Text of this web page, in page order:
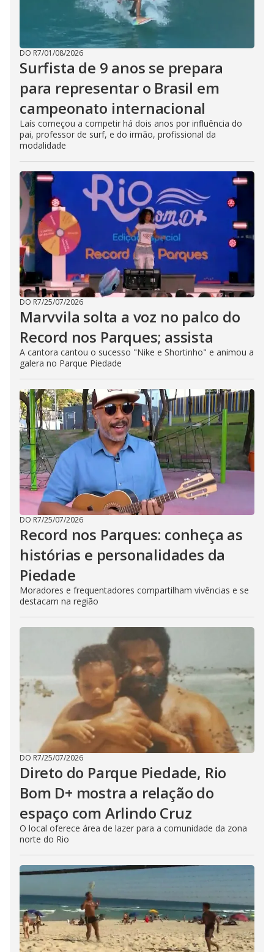
DO R7/01/08/2026
Surfista de 9 anos se prepara
para representar o Brasil em
campeonato internacional
Laís começou a competir há dois anos por influência do
pai, professor de surf, e do irmão, profissional da
modalidade
DO R7/25/07/2026
Marvvila solta a voz no palco do
Record nos Parques; assista
A cantora cantou o sucesso "Nike e Shortinho" e animou a
galera no Parque Piedade
DO R7/25/07/2026
Record nos Parques: conheça as
histórias e personalidades da
Piedade
Moradores e frequentadores compartilham vivências e se
destacam na região
DO R7/25/07/2026
Direto do Parque Piedade, Rio
Bom D+ mostra a relação do
espaço com Arlindo Cruz
O local oferece área de lazer para a comunidade da zona
norte do Rio